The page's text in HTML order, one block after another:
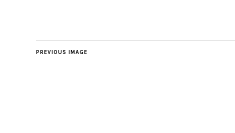
PREVIOUS IMAGE